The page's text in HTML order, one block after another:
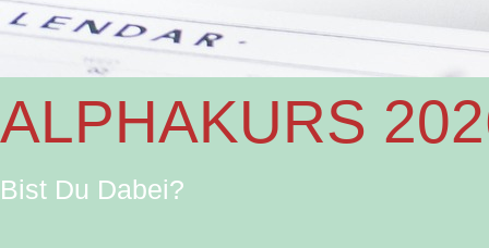
ALPHAKURS
Bist Du Dabei?